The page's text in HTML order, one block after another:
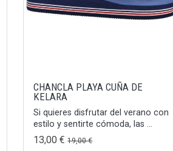
CHANCLA PLAYA CUÑA DE
KELARA
Si quieres disfrutar del verano con
estilo y sentirte cómoda, las ...
13,00 €19,00 €